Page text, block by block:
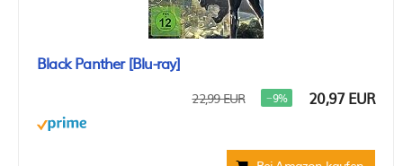
Black Panther [Blu-ray]
22,99 EUR −9% 20,97 EUR